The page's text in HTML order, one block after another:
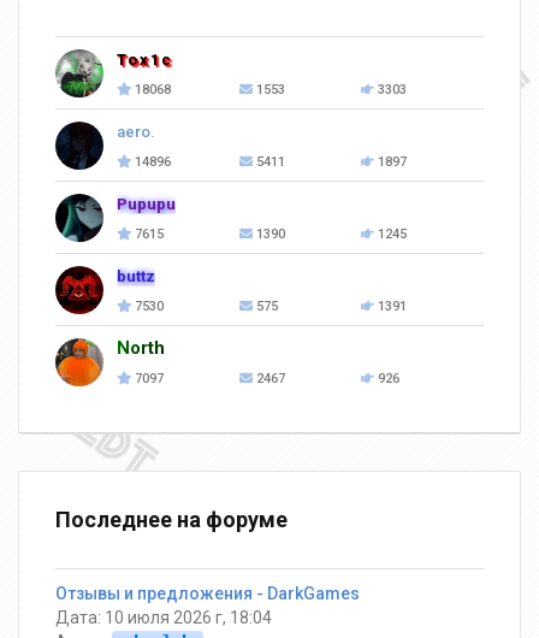
Tox1c
18068 1553 3303
aero.
14896 5411 1897
Pupupu
7615 1390 1245
buttz
7530 575 1391
North
7097 2467 926
Последнее на форуме
Отзывы и предложения - DarkGames
Дата: 10 июля 2026 г, 18:04